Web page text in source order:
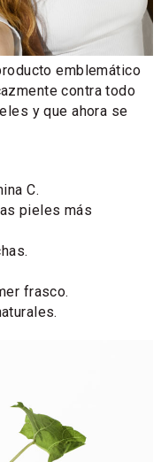
emblemático
contra todo
y que ahora se
C.
pieles más
frasco.